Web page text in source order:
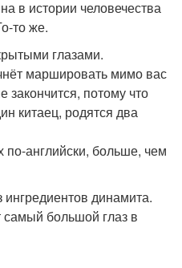
в истории человечества
то же.
глазами.
маршировать мимо вас
закончится, потому что
китаец, родятся два
английски, больше, чем
динамита.
самый большой глаз в